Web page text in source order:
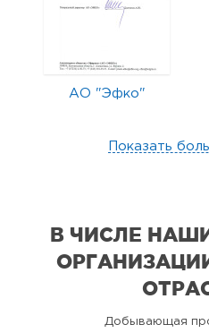
АО "Эфко"
Показать
В ЧИСЛЕ
Добывающая